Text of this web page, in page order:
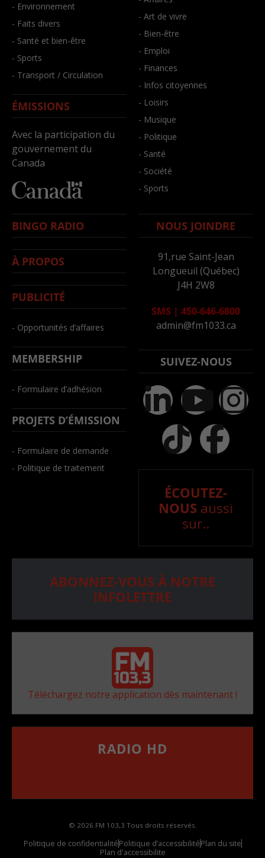
- Environnement
- Faits divers
- Santé et bien-être
- Sports
- Transport / Circulation
ÉMISSIONS
Avec la participation du
gouvernement du
Canada
- Art de vivre
- Bien-être
- Emploi
- Finances
- Infos citoyennes
- Loisirs
- Musique
- Politique
- Santé
- Société
- Sports
BINGO RADIO
À PROPOS
PUBLICITÉ
- Opportunités d’affaires
MEMBERSHIP
- Formulaire d’adhésion
PROJETS D’ÉMISSION
- Formulaire de demande
- Politique de traitement
NOUS JOINDRE
91,rue Saint-Jean
Longueuil (Québec)
J4H 2W8
SMS | 450-646-6800
admin@fm1033.ca
SUIVEZ-NOUS
ÉCOUTEZ-
NOUS aussi
sur..
ABONNEZ-VOUS À NOTRE
INFOLETTRE
Téléchargez notre application dès maintenant !
RADIO HD
© 2026 FM 103,3 Tous droits réservés.
Politique de confidentialitéPolitique d’accessibilitéPlan du site
Plan d'accessibilite